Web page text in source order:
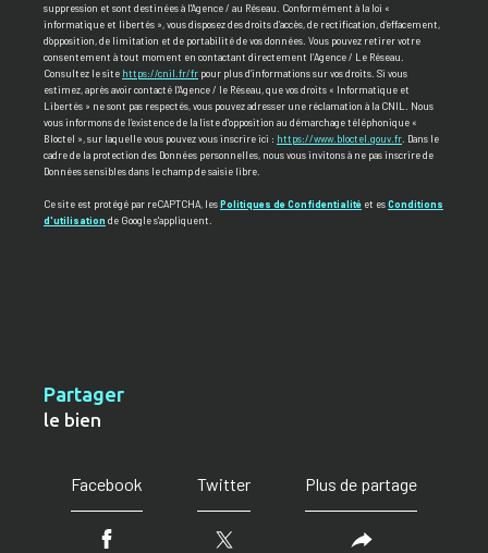
suppression et sont destinées à l'Agence / au Réseau. Conformément à la loi «
informatique et libertés », vous disposez des droits d’accès, de rectification, d’effacement,
d’opposition, de limitation et de portabilité de vos données. Vous pouvez retirer votre
consentement à tout moment en contactant directement l’Agence / Le Réseau.
Consultez le site https://cnil.fr/fr pour plus d’informations sur vos droits. Si vous
estimez, après avoir contacté l'Agence / le Réseau, que vos droits « Informatique et
Libertés » ne sont pas respectés, vous pouvez adresser une réclamation à la CNIL. Nous
vous informons de l’existence de la liste d'opposition au démarchage téléphonique «
Bloctel », sur laquelle vous pouvez vous inscrire ici : https://www.bloctel.gouv.fr . Dans le
cadre de la protection des Données personnelles, nous vous invitons à ne pas inscrire de
Données sensibles dans le champ de saisie libre.
Ce site est protégé par reCAPTCHA, lesPolitiques de Confidentialité et esConditions
d'utilisation de Google s'appliquent.
partager
le bien
Facebook Twitter Plus de partage